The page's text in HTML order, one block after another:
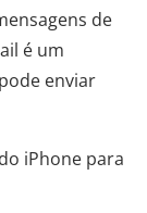
de
é um
enviar
iPhone para